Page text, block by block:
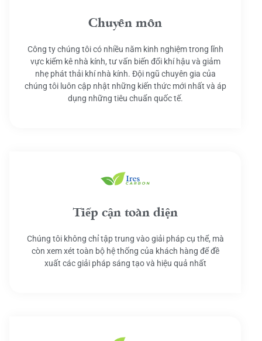
Chuyên môn
Công ty chúng tôi có nhiều năm kinh nghiệm trong lĩnh
vực kiểm kê nhà kính, tư vấn biến đổi khí hậu và giảm
nhẹ phát thải khí nhà kính. Đội ngũ chuyên gia của
chúng tôi luôn cập nhật những kiến thức mới nhất và áp
dụng những tiêu chuẩn quốc tế.
Tiếp cận toàn diện
Chúng tôi không chỉ tập trung vào giải pháp cụ thể, mà
còn xem xét toàn bộ hệ thống của khách hàng để đề
xuất các giải pháp sáng tạo và hiệu quả nhất